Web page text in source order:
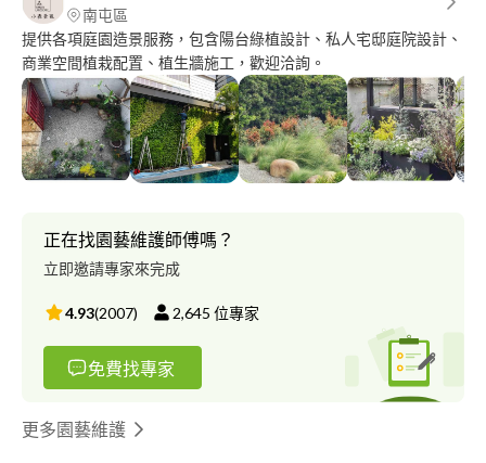
南屯區
提供各項庭園造景服務，包含陽台綠植設計、私人宅邸庭院設計、
商業空間植栽配置、植生牆施工，歡迎洽詢。
正在找園藝維護師傅嗎？
立即邀請專家來完成
4.93(2007) 2,645 位專家
免費找專家
更多園藝維護